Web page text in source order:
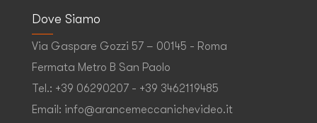
Dove Siamo
Via Gaspare Gozzi 57 – 00145 - Roma
Fermata Metro B San Paolo
Tel.: +39 06290207 - +39 3462119485
Email: info@arancemeccanichevideo.it